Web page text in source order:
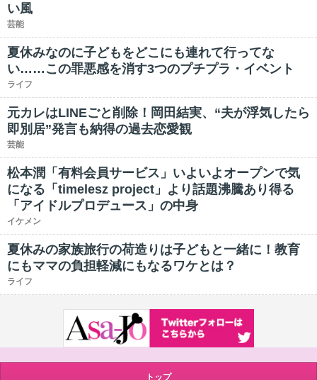
い風
芸能
夏休みなのに子どもをどこにも連れて行ってな
い……この罪悪感を消す3つのプチプラ・イベント
ライフ
元カレはLINEごと削除！岡田結実、“夫が浮気したら
即別居”発言も納得の過去恋愛観
芸能
松本潤「有料会員サービス」いよいよオープンで気
になる「timelesz project」より話題沸騰あり得る
「アイドルプロデュース」の中身
イケメン
夏休みの家族旅行の荷造りは子どもと一緒に！教育
にもママの負担軽減にもなるワケとは？
ライフ
トップ